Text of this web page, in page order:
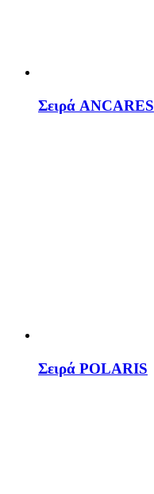
Σειρά ANCARES
Σειρά POLARIS